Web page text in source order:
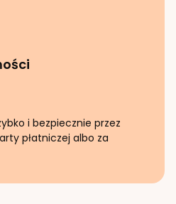
i bezpiecznie przez
płatniczej albo za